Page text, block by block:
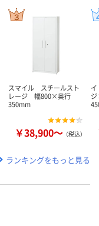
スマイル スチールスト
レージ 幅800×奥行
350mm
￥38,900～ （税込）
ランキングをもっと見る